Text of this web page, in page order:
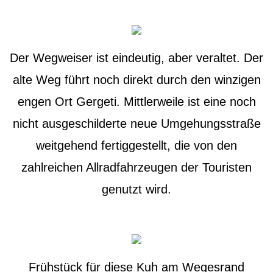
Der Wegweiser ist eindeutig, aber veraltet. Der
alte Weg führt noch direkt durch den winzigen
engen Ort Gergeti. Mittlerweile ist eine noch
nicht ausgeschilderte neue Umgehungsstraße
weitgehend fertiggestellt, die von den
zahlreichen Allradfahrzeugen der Touristen
genutzt wird.
Frühstück für diese Kuh am Wegesrand